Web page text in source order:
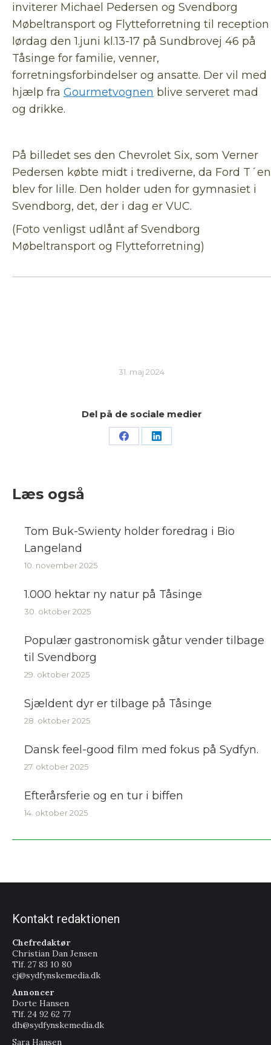
inviterer Michael Pedersen og Svendborg
Møbeltransport og Flytteforretning til reception
lørdag den 1.juni kl.13-17 på Sundbrovej 46 på
Tåsinge for familie, venner,
forretningsforbindelser og ansatte. Der vil med
hjælp fra Gourmetvognen blive serveret mad
og drikke.
På billedet ses den Chevrolet Six, som Verner
Pedersen købte midt i trediverne, da Ford T´en
blev for lille. Den holder uden for gymnasiet i
Svendborg, det, der i dag er VUC.
(Foto venligst udlånt af Svendborg
Møbeltransport og Flytteforretning)
31. maj 2024
Del på de sociale medier
Share Share
Læs også
Tom Buk-Swienty holder foredrag i Bio
Langeland
10. november 2025
1.000 hektar ny natur på Tåsinge
30. oktober 2025
Populær gastronomisk gåtur vender tilbage
til Svendborg
29. oktober 2025
Sjældent dyr er tilbage på Tåsinge
28. oktober 2025
Dansk feel-good film med fokus på Sydfyn.
27. oktober 2025
Efterårsferie og en tur i biffen
14. oktober 2025
Kontakt redaktionen
Chefredaktør
Christian Dan Jensen
Tlf. 27 83 10 80
cj@sydfynskemedia.dk
Annoncer
Dorte Hansen
Tlf. 24 92 62 77
dh@sydfynskemedia.dk
Sara Hansen